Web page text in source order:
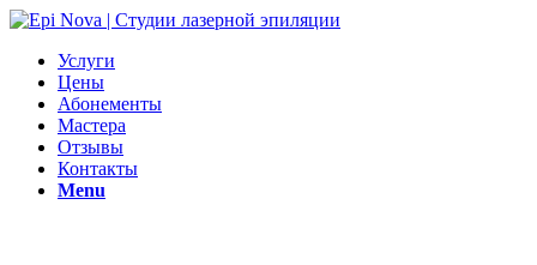
Услуги
Цены
Абонементы
Мастера
Отзывы
Контакты
Menu